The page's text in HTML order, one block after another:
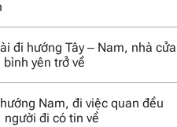
đi hướng Tây – Nam, nhà cửa
yên trở về
Nam, đi việc quan đều
đi có tin về